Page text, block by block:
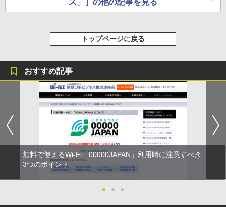
ス」］の他の記事を見る
トップページに戻る
おすすめ記事
無料で使えるWi-Fi「00000JAPAN」利用時に注意すべき
3つのポイント
● ● ●